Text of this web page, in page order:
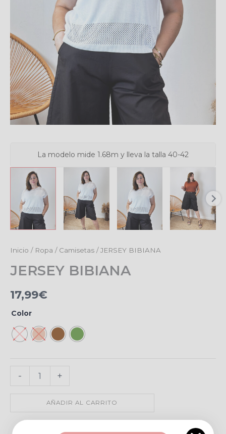
La modelo mide 1.68m y lleva la talla 40-42
Inicio / Ropa / Camisetas / JERSEY BIBIANA
JERSEY BIBIANA
17,99€
Color
-
JERSEY
cantidad
+
AÑADIR AL CARRITO